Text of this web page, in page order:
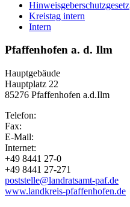
Hinweisgeberschutzgesetz
Kreistag intern
Intern
Pfaffenhofen a. d. Ilm
Hauptgebäude
Hauptplatz 22
85276 Pfaffenhofen a.d.Ilm
Telefon:
Fax:
E-Mail:
Internet:
+49 8441 27-0
+49 8441 27-271
poststelle@landratsamt-paf.de
www.landkreis-pfaffenhofen.de